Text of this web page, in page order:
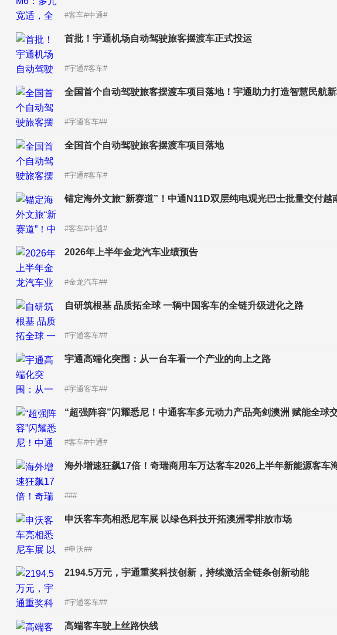
#客车#中通#
首批！宇通机场自动驾驶旅客摆渡车正式投运
#宇通#客车#
全国首个自动驾驶旅客摆渡车项目落地！宇通助力打造智慧民航
#宇通客车##
全国首个自动驾驶旅客摆渡车项目落地
#宇通#客车#
锚定海外文旅“新赛道”！中通N11D双层纯电观光巴士批量交付越
#客车#中通#
2026年上半年金龙汽车业绩预告
#金龙汽车##
自研筑根基 品质拓全球 一辆中国客车的全链升级进化之路
#宇通客车##
宇通高端化突围：从一台车看一个产业的向上之路
#宇通客车##
“超强阵容”闪耀悉尼！中通客车多元动力产品亮剑澳洲 赋能全球
#客车#中通#
海外增速狂飙17倍！奇瑞商用车万达客车2026上半年新能源客车
###
申沃客车亮相悉尼车展 以绿色科技开拓澳洲零排放市场
#申沃##
2194.5万元，宇通重奖科技创新，持续激活全链条创新动能
#宇通客车##
高端客车驶上丝路快线